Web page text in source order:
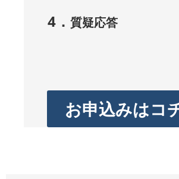
4． 質疑応答
お申込みはコ